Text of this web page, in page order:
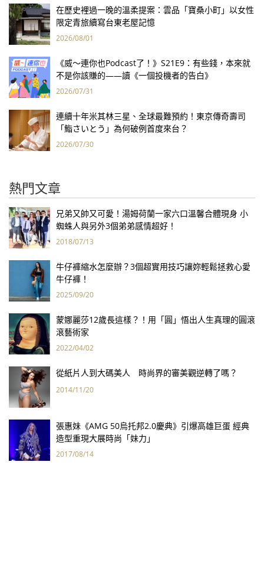
在歷史裡過一晚的溫柔提案：雲品「寶桑小町」以女性
限定青旅續寫台東老屋記憶
2026/08/01
《威～連你也Podcast了！》S21E9：有些錢，本來就
不是你該賺的——讀《一個投機者的告白》
2026/07/31
連續十年米其林三星、全球最難預約！東京傳奇壽司
「鮨さいとう」為何破例首度來台？
2026/07/30
熱門文章
兄弟又帥又可愛！湯姆荷蘭一家六口溫馨合體現身 小
蜘蛛人與另外3個弟弟感情超好！
2018/07/13
牛仔褲縮水怎麼辦？3個超實用技巧讓妳輕鬆拯救心愛
牛仔褲！
2025/09/20
蒙娜麗莎12歲長這樣？！用「圓」悟出人生真理的圓滾
滾藝術家
2022/04/02
從紙片人到大碼美人 時尚界的審美觀逆轉了嗎？
2014/11/20
張惠妹《AMG 50烏托邦2.0慶典》引爆高雄巨蛋 經典
造型重現大展時尚「妹力」
2017/08/14